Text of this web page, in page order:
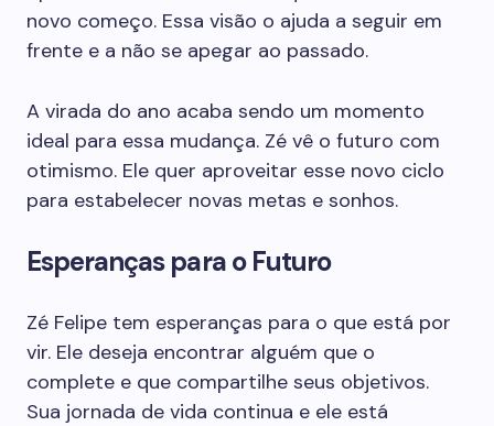
novo começo. Essa visão o ajuda a seguir em
frente e a não se apegar ao passado.
A virada do ano acaba sendo um momento
ideal para essa mudança. Zé vê o futuro com
otimismo. Ele quer aproveitar esse novo ciclo
para estabelecer novas metas e sonhos.
Esperanças para o Futuro
Zé Felipe tem esperanças para o que está por
vir. Ele deseja encontrar alguém que o
complete e que compartilhe seus objetivos.
Sua jornada de vida continua e ele está